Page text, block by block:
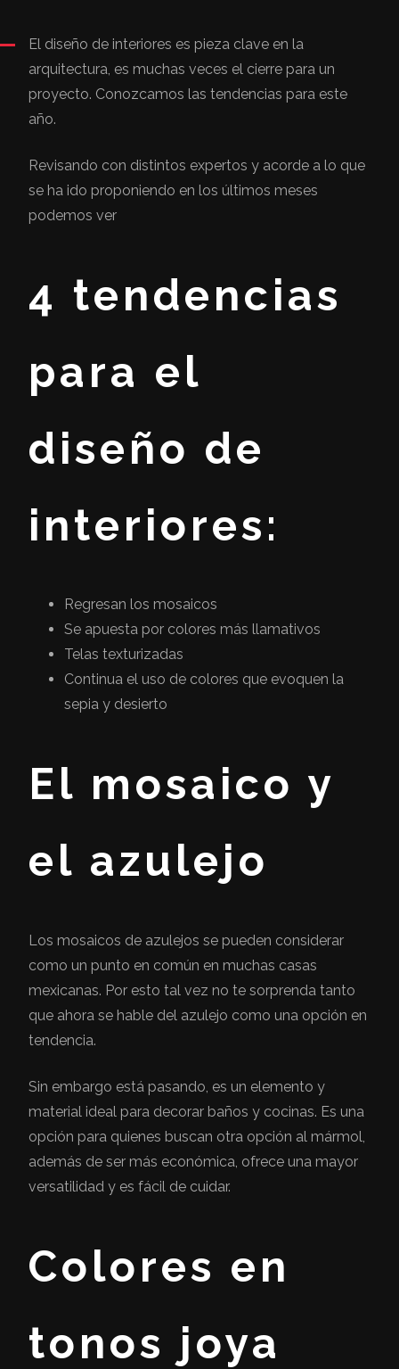
El diseño de interiores es pieza clave en la
arquitectura, es muchas veces el cierre para un
proyecto. Conozcamos las tendencias para este
año.
Revisando con distintos expertos y acorde a lo que
se ha ido proponiendo en los últimos meses
podemos ver
4 tendencias
para el
diseño de
interiores:
Regresan los mosaicos
Se apuesta por colores más llamativos
Telas texturizadas
Continua el uso de colores que evoquen la
sepia y desierto
El mosaico y
el azulejo
Los mosaicos de azulejos se pueden considerar
como un punto en común en muchas casas
mexicanas. Por esto tal vez no te sorprenda tanto
que ahora se hable del azulejo como una opción en
tendencia.
Sin embargo está pasando, es un elemento y
material ideal para decorar baños y cocinas. Es una
opción para quienes buscan otra opción al mármol,
además de ser más económica, ofrece una mayor
versatilidad y es fácil de cuidar.
Colores en
tonos joya